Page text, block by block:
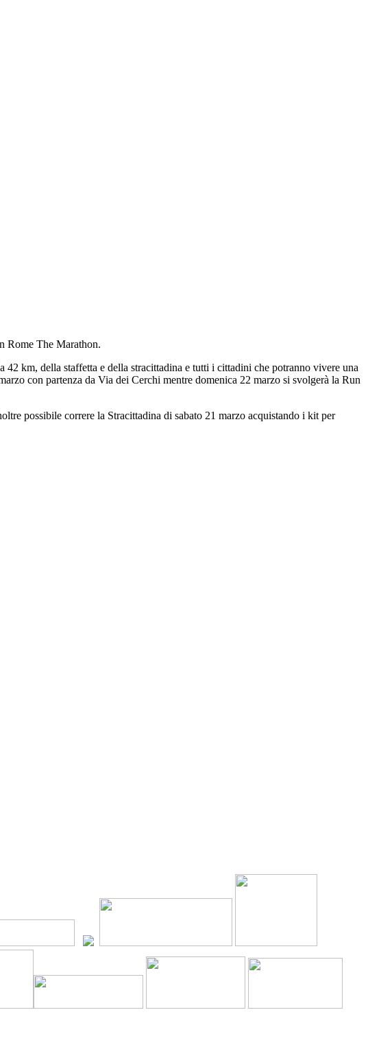
Rome The Marathon.
km, della staffetta e della stracittadina e tutti i cittadini che potranno vivere una
con partenza da Via dei Cerchi mentre domenica 22 marzo si svolgerà la Run
possibile correre la Stracittadina di sabato 21 marzo acquistando i kit per